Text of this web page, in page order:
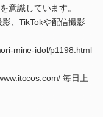
意識しています。
、TikTokや配信撮影
mine-idol/p1198.html
毎日上